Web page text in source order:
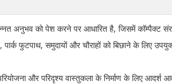
अनुभव को पेश करने पर आधारित है, जिसमें
फुटपाथ, समुदायों और चौराहों को बिछाने के लिए
और परिदृश्य वास्तुकला के निर्माण के लिए आदर्श